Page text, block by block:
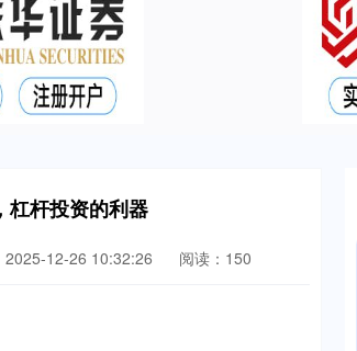
杠杆投资的利器
2025-12-26 10:32:26 阅读：150